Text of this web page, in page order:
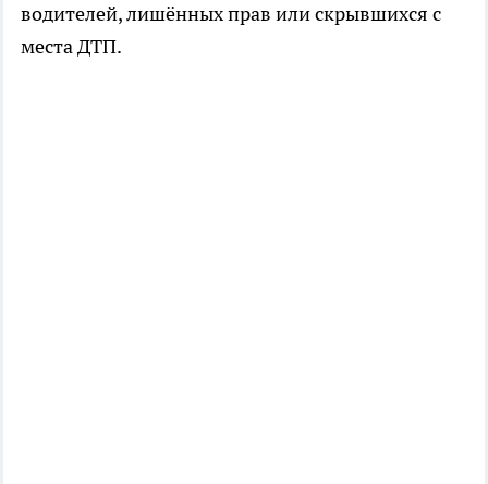
водителей, лишённых прав или скрывшихся с
места ДТП.